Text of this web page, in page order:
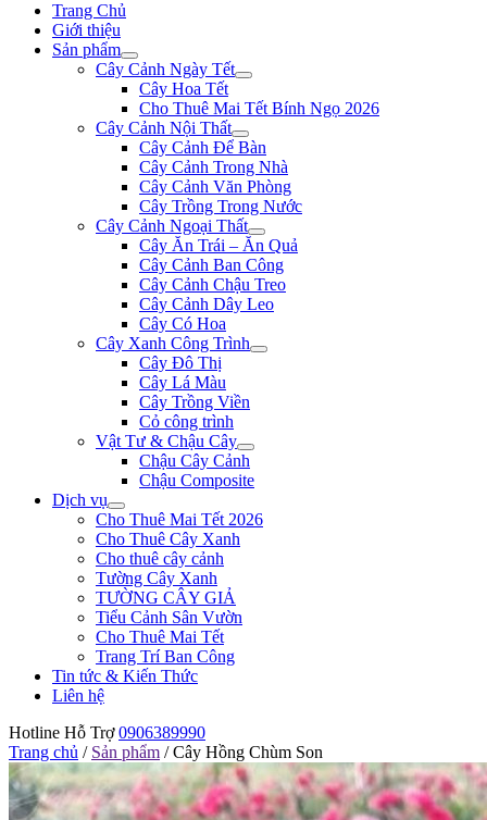
Trang Chủ
Giới thiệu
Sản phẩm
Cây Cảnh Ngày Tết
Cây Hoa Tết
Cho Thuê Mai Tết Bính Ngọ 2026
Cây Cảnh Nội Thất
Cây Cảnh Để Bàn
Cây Cảnh Trong Nhà
Cây Cảnh Văn Phòng
Cây Trồng Trong Nước
Cây Cảnh Ngoại Thất
Cây Ăn Trái – Ăn Quả
Cây Cảnh Ban Công
Cây Cảnh Chậu Treo
Cây Cảnh Dây Leo
Cây Có Hoa
Cây Xanh Công Trình
Cây Đô Thị
Cây Lá Màu
Cây Trồng Viền
Cỏ công trình
Vật Tư & Chậu Cây
Chậu Cây Cảnh
Chậu Composite
Dịch vụ
Cho Thuê Mai Tết 2026
Cho Thuê Cây Xanh
Cho thuê cây cảnh
Tường Cây Xanh
TƯỜNG CÂY GIẢ
Tiểu Cảnh Sân Vườn
Cho Thuê Mai Tết
Trang Trí Ban Công
Tin tức & Kiến Thức
Liên hệ
Hotline Hỗ Trợ 0906389990
Trang chủ / Sản phẩm / Cây Hồng Chùm Son